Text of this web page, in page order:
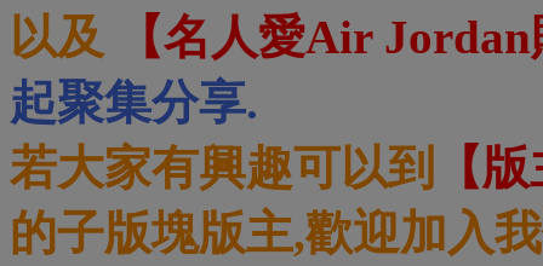
以及
【名人愛Air
起聚集分享.
若大家有興趣可以到
【
的子版塊版主,歡迎加入